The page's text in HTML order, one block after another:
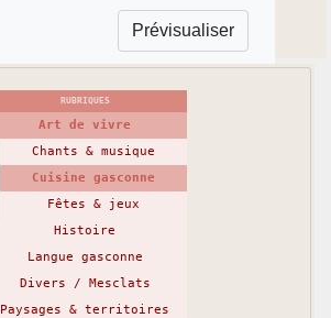
RUBRIQUES
Art de vivre
Chants & musique
Cuisine gasconne
Fêtes & jeux
Histoire
Langue gasconne
Divers / Mesclats
Paysages & territoires